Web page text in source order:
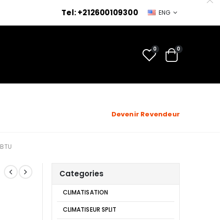
Tel: +212600109300 ENG
0 0
Devenir Revendeur
Categories
CLIMATISATION
CLIMATISEUR SPLIT